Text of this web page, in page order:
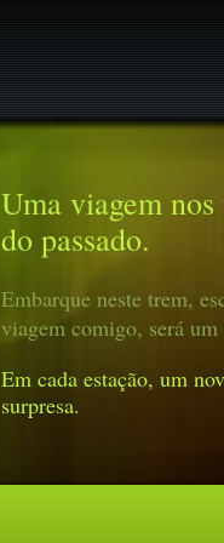
Uma viagem
do passado.
Embarque neste trem,
viagem comigo, será um
Em cada estação, um
surpresa.